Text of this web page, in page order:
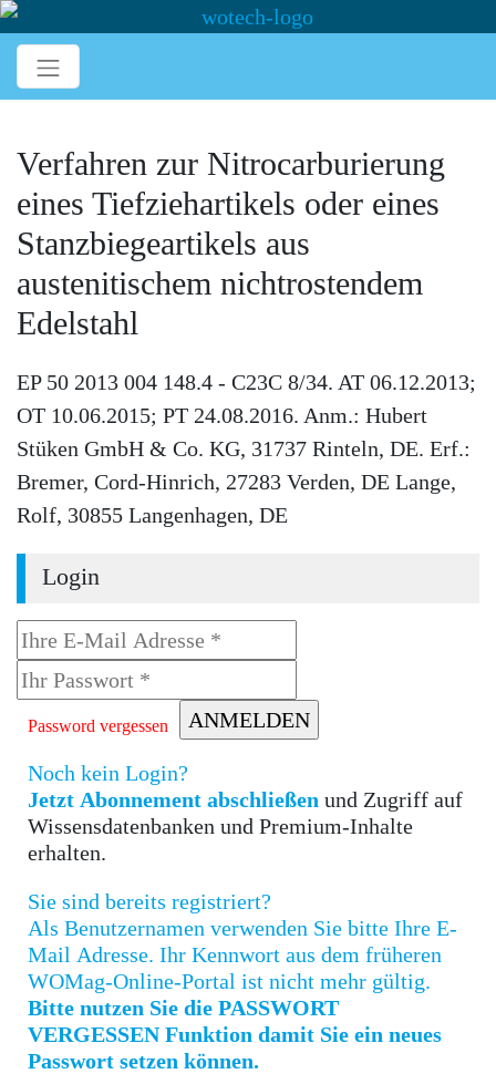
Verfahren zur Nitrocarburierung
eines Tiefziehartikels oder eines
Stanzbiegeartikels aus
austenitischem nichtrostendem
Edelstahl
EP 50 2013 004 148.4 - C23C 8/34. AT 06.12.2013;
OT 10.06.2015; PT 24.08.2016. Anm.: Hubert
Stüken GmbH & Co. KG, 31737 Rinteln, DE. Erf.:
Bremer, Cord-Hinrich, 27283 Verden, DE Lange,
Rolf, 30855 Langenhagen, DE
Login
Password vergessen
Noch kein Login?
Jetzt Abonnement abschließen
Wissensdatenbanken und Premium-Inhalte
erhalten.
Sie sind bereits registriert?
Als Benutzernamen verwenden Sie bitte Ihre E-
Mail Adresse. Ihr Kennwort aus dem früheren
WOMag-Online-Portal ist nicht mehr gültig.
Bitte nutzen Sie die PASSWORT
VERGESSEN Funktion damit Sie ein neues
Passwort setzen können.